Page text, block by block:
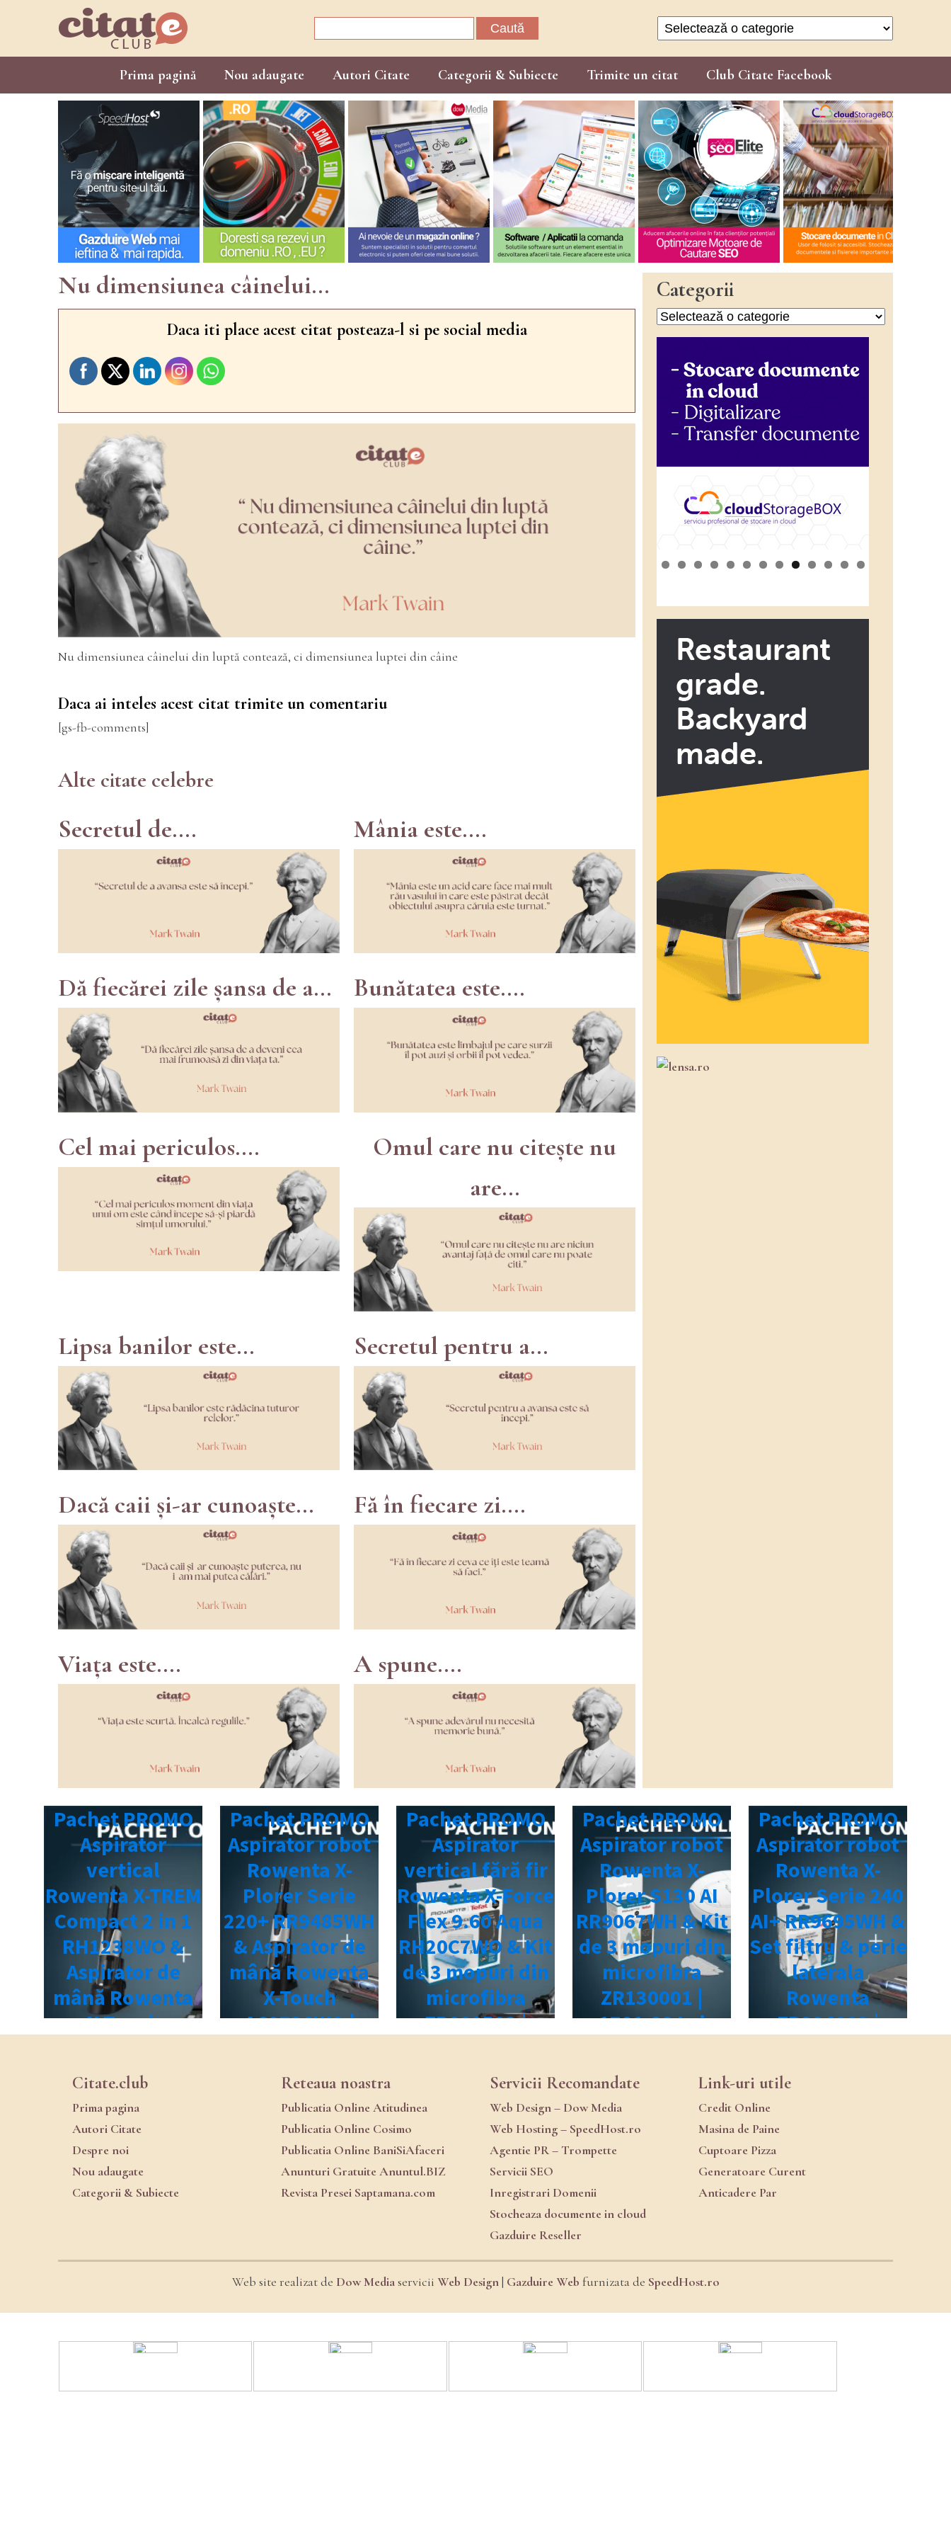
Categorii
Prima pagină Nou adaugate Autori Citate Categorii & Subiecte Trimite un citat Club Citate Facebook
Nu dimensiunea câinelui...
Daca iti place acest citat posteaza-l si pe social media
Nu dimensiunea câinelui din luptă contează, ci dimensiunea luptei din câine
Daca ai inteles acest citat trimite un comentariu
[gs-fb-comments]
Alte citate celebre
Secretul de.... Mânia este....
Dă fiecărei zile șansa de a... Bunătatea este....
Cel mai periculos....
Omul care nu citește nu
are...
Lipsa banilor este... Secretul pentru a...
Dacă caii și-ar cunoaște... Fă în fiecare zi....
Viața este.... A spune....
Categorii
Categorii
Citate.club
Prima pagina
Autori Citate
Despre noi
Nou adaugate
Categorii & Subiecte
Reteaua noastra
Publicatia Online Atitudinea
Publicatia Online Cosimo
Publicatia Online BaniSiAfaceri
Anunturi Gratuite Anuntul.BIZ
Revista Presei Saptamana.com
Servicii Recomandate
Web Design – Dow Media
Web Hosting – SpeedHost.ro
Agentie PR – Trompette
Servicii SEO
Inregistrari Domenii
Stocheaza documente in cloud
Gazduire Reseller
Link-uri utile
Credit Online
Masina de Paine
Cuptoare Pizza
Generatoare Curent
Anticadere Par
Web site realizat de Dow Mediaservicii Web Design| Gazduire Web furnizata de SpeedHost.ro